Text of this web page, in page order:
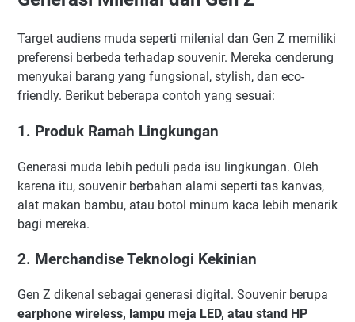
Target audiens muda seperti milenial dan Gen Z memiliki
preferensi berbeda terhadap souvenir. Mereka cenderung
menyukai barang yang fungsional, stylish, dan eco-
friendly. Berikut beberapa contoh yang sesuai:
1. Produk Ramah Lingkungan
Generasi muda lebih peduli pada isu lingkungan. Oleh
karena itu, souvenir berbahan alami seperti tas kanvas,
alat makan bambu, atau botol minum kaca lebih menarik
bagi mereka.
2. Merchandise Teknologi Kekinian
Gen Z dikenal sebagai generasi digital. Souvenir berupa
earphone wireless, lampu meja LED, atau stand HP